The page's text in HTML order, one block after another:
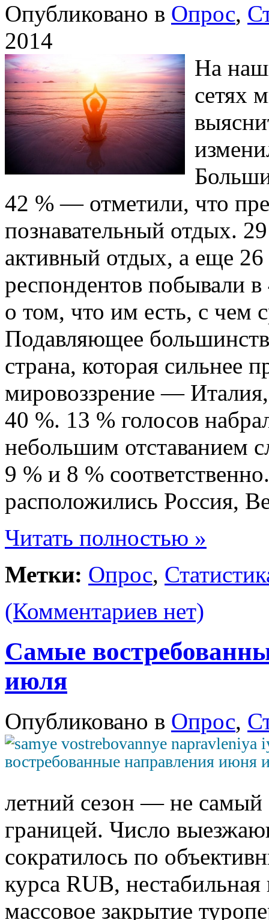
Опубликовано в Опрос,
2014
На
сетях
42 % — отметили, что
познавательный отдых.
активный отдых, а еще
респондентов побывали в
о том, что им есть, с чем
Подавляющее
страна, которая сильнее
мировоззрение —
40 %. 13 % голосов
небольшим отставанием
9 % и 8 %
расположились Россия,
Читать полностью »
Метки: Опрос,
(Комментариев нет)
Самые
июля
Опубликовано в Опрос,
летний сезон — не самый
границей. Число
сократилось по
курса RUB,
массовое закрытие